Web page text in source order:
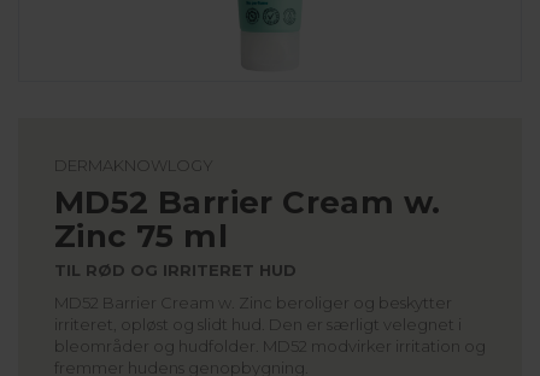
DERMAKNOWLOGY
MD52 Barrier Cream w.
Zinc 75 ml
TIL RØD OG IRRITERET HUD
MD52 Barrier Cream w. Zinc beroliger og beskytter
irriteret, opløst og slidt hud. Den er særligt velegnet i
bleområder og hudfolder. MD52 modvirker irritation og
fremmer hudens genopbygning.